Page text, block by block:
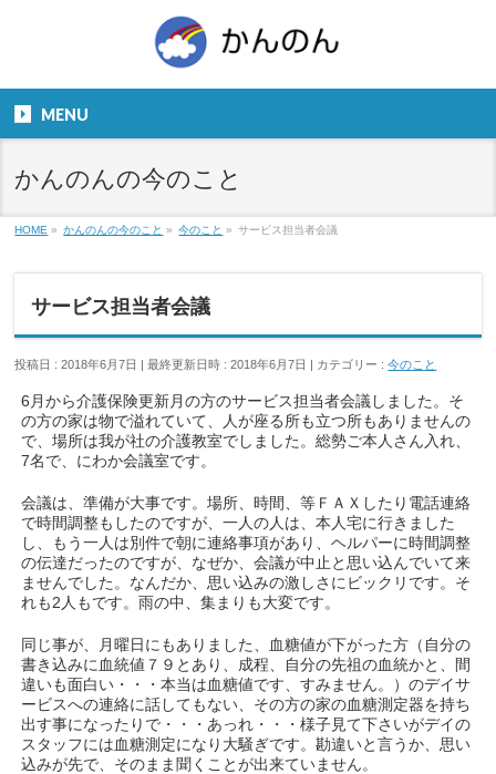
９：００～１８：００
MENU
かんのんの今のこと
HOME » かんのんの今のこと » 今のこと » サービス担当者会議
サービス担当者会議
投稿日 : 2018年6月7日 最終更新日時 : 2018年6月7日 カテゴリー :今のこと
6月から介護保険更新月の方のサービス担当者会議しました。そ
の方の家は物で溢れていて、人が座る所も立つ所もありませんの
で、場所は我が社の介護教室でしました。総勢ご本人さん入れ、
7名で、にわか会議室です。
会議は、準備が大事です。場所、時間、等ＦＡＸしたり電話連絡
で時間調整もしたのですが、一人の人は、本人宅に行きました
し、もう一人は別件で朝に連絡事項があり、ヘルパーに時間調整
の伝達だったのですが、なぜか、会議が中止と思い込んでいて来
ませんでした。なんだか、思い込みの激しさにビックリです。そ
れも2人もです。雨の中、集まりも大変です。
同じ事が、月曜日にもありました、血糖値が下がった方（自分の
書き込みに血統値７９とあり、成程、自分の先祖の血統かと、間
違いも面白い・・・本当は血糖値です、すみません。）のデイサ
ービスへの連絡に話してもない、その方の家の血糖測定器を持ち
出す事になったりで・・・あっれ・・・様子見て下さいがデイの
スタッフには血糖測定になり大騒ぎです。勘違いと言うか、思い
込みが先で、そのまま聞くことが出来ていません。